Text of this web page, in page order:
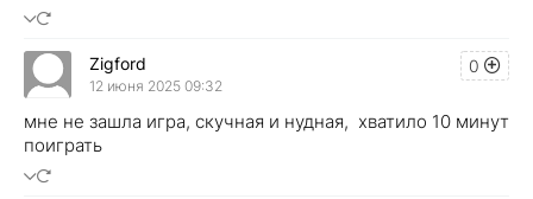
0
Zigford
12 июня 2025 09:32
мне не зашла игра, скучная и нудная, хватило 10 минут
поиграть